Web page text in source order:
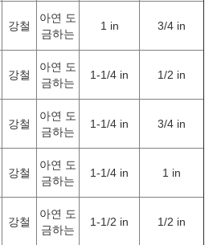
강철
아연 도
금하는
1 in 3/4 in
강철
아연 도
금하는
1-1/4 in 1/2 in
강철
아연 도
금하는
1-1/4 in 3/4 in
강철
아연 도
금하는
1-1/4 in 1 in
강철
아연 도
금하는
1-1/2 in 1/2 in